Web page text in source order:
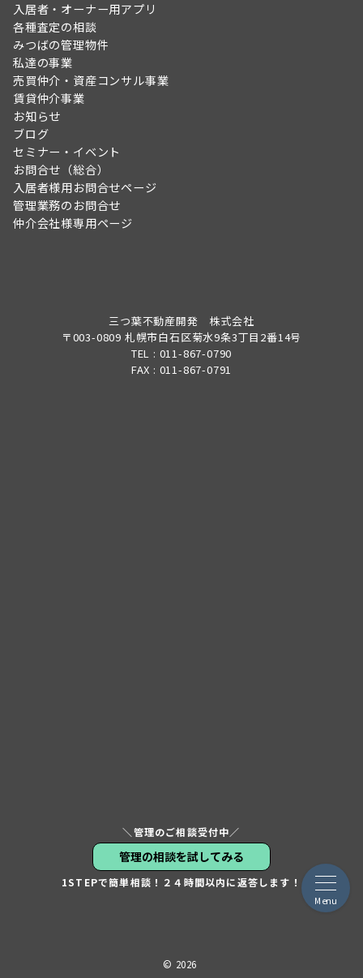
入居者・オーナー用アプリ
各種査定の相談
みつばの管理物件
私達の事業
売買仲介・資産コンサル事業
賃貸仲介事業
お知らせ
ブログ
セミナー・イベント
お問合せ（総合）
入居者様用お問合せページ
管理業務のお問合せ
仲介会社様専用ページ
三つ葉不動産開発 株式会社
〒003-0809 札幌市白石区菊水9条3丁目2番14号
TEL : 011-867-0790
FAX : 011-867-0791
＼管理のご相談受付中／
管理の相談を試してみる
1STEPで簡単相談！２４時間以内に返答します！
© 2026
Menu